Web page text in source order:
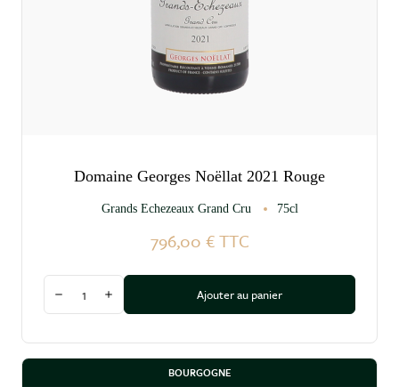
Domaine Georges Noëllat 2021 Rouge
Grands Echezeaux Grand Cru 75cl
796,00 € TTC
Quantité
Diminuer la quantité
Augmenter la quantitéAjouter au panier
BOURGOGNE